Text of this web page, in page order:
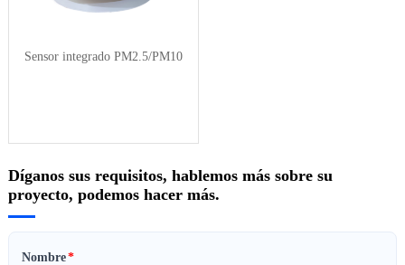
Sensor integrado PM2.5/PM10
Díganos sus requisitos, hablemos más sobre su
proyecto, podemos hacer más.
Nombre*